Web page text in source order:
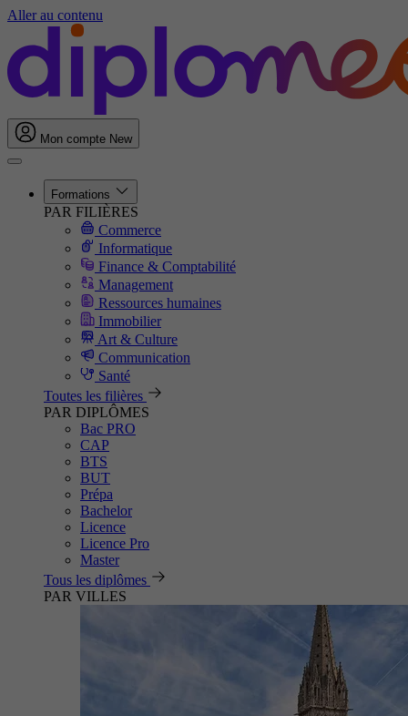
Aller au contenu
Mon compte New
Formations
PAR FILIÈRES
Commerce
Informatique
Finance & Comptabilité
Management
Ressources humaines
Immobilier
Art & Culture
Communication
Santé
Toutes les filières
PAR DIPLÔMES
Bac PRO
CAP
BTS
BUT
Prépa
Bachelor
Licence
Licence Pro
Master
Tous les diplômes
PAR VILLES